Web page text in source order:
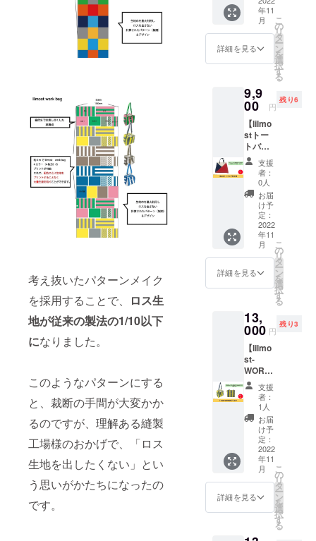
考え抜いたパターンメイク
を採用することで、
ロス生
地が従来の製法の1/10以下
になりました。
このようなパターンにする
と、裁断の手間が大変かか
るのですが、理解ある縫製
工場様のおかげで、「ロス
生地を出したくない」とい
う思いがかたちになったの
です。
テル
100%
ハンド
100% ※
送料込
す。
ン。撥
水加
工。
made in
Japan ●
サイズ
cm/トッ
プハン
ドル
高:20c
m 多少
の差異
はご了
承くだ
さい。
バッグ
素材:ポ
リエス
テル
100%
ハンド
100% ※
送料込
す。
作られ
た再生
ポリエ
ステル
生地
RENE1
(RENU
タグ付)
無水プ
リント
加工。
ロス生
地を出
さない
ように
考えら
れたパ
ター
ン。撥
水加
工。
made in
Japan ●
サイズ
cm/トッ
プハン
ドル
高:20c
m 多少
の差異
はご了
承くだ
さい。
バッグ
素材:ポ
リエス
テル
100%
ハンド
100% ※
送料込
のトッ
プハン
ドル。
表バイ
部分ポ
ケット
仕様。
ポケッ
ト口:内
ポケッ
ト１
つ。 素
材は廃
棄衣料
や廃棄
生地を
使って
作られ
た再生
ポリエ
ステル
用。
(RENU
タグ付)
無水プ
リント
加工。
ロス生
地を出
さない
ように
考えら
れたパ
ター
ン。撥
水加
made in
Japan ●
ドロゴ
をバイ
カラー
でデザ
インし
たトー
グで
す。 グ
リーン
＆グ
レーに
なりま
す。 ●
商品詳
細 肩か
らかけ
られる
レザー
のトッ
プハン
ドル。
表バイ
カラー
ケット
仕様。
ポケッ
ト口:内
ポケッ
ト１
つ。 素
材は廃
棄衣料
や廃棄
生地を
使って
作られ
た再生
ポリエ
ステル
生地
RENE1
年11
月
詳細を見る
こ
の
リ
タ
ー
ン
を
選
択
す
る
9,9
00 円
残り6
【lilmo
stトー
トバッ
グ
RD&NB
lilmost(
リルモ
ス）の
ブラン
ドロゴ
をバイ
カラー
でデザ
インし
たトー
グで
す。
レッド
＆ネイ
ビーに
なりま
す。 ●
商品詳
細 肩か
らかけ
られる
レザー
のトッ
プハン
ドル。
表バイ
カラー
支援
者：
0人
お届
け予
定：
2022
年11
月
詳細を見る
こ
の
リ
タ
ー
ン
を
選
択
す
る
13,
000 円
残り3
【lilmo
st-
WORK
BAG
YE&GY
】 収納
力抜群
の超軽
量な
WORK
BAGで
す。 イ
エロー
＆グ
レーに
なりま
支援
者：
1人
お届
け予
定：
2022
年11
月
詳細を見る
こ
の
リ
タ
ー
ン
を
選
択
す
る